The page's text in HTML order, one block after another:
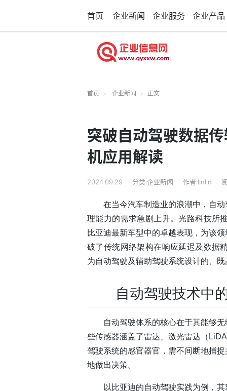
首页 企业新闻 企业服务 企业产品
首页 企业新闻 正文
突破自动驾驶数据
机应用解读
2024.09.29 分类:企业新闻 作者:linlin
在当今汽车制造业的浪潮中，自
理能力的需求急剧上升。光路科技所
比亚迪最新车型中的卓越表现，为该
破了传统网络架构在响应延迟及数据
为自动驾驶及辅助驾驶系统设计的、
自动驾驶技术中
自动驾驶体系的核心在于其能够
些传感器涵盖了雷达、激光雷达（
驾驶系统的感官器官，需不间断地捕
地做出决策。
以比亚迪的自动驾驶实践为例，